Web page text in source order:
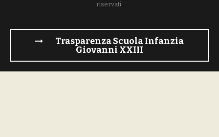
riservati.
Trasparenza Scuola Infanzia
Giovanni XXIII